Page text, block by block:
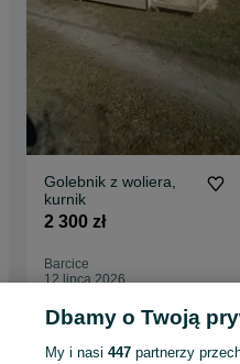
Golebnik z woliera,
kurnik
2 300 zł
Barcice
12 lipca 2026
Dbamy o Twoją
My i nasi447 partnerzy